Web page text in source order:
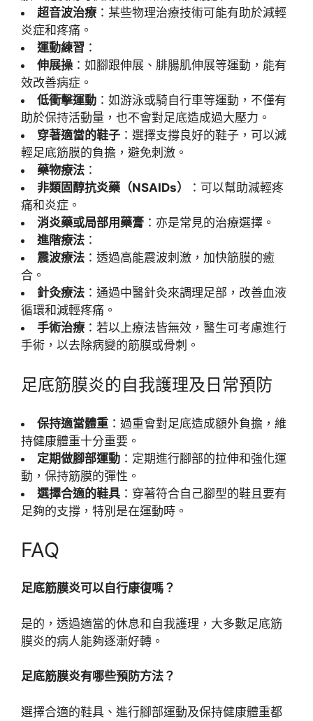
超音波治療：某些物理治療技術可能有助於減輕
炎症和疼痛。
運動練習 ：
伸展操 ：如腳跟伸展、腓腸肌伸展等運動，能有
效改善病症。
低衝擊運動 ：如游泳或騎自行車等運動，不僅有
助於保持活動量，也不會對足底造成過大壓力。
穿著適當的鞋子 ：選擇支撐良好的鞋子，可以減
輕足底筋膜的負擔，避免刺激。
藥物療法 ：
非類固醇抗炎藥（NSAIDs）
：可以幫助減輕疼
痛和炎症。
消炎藥或局部用藥膏 ：亦是常見的治療選擇。
進階療法 ：
震波療法 ：透過高能震波刺激，加快筋膜的癒
合。
針灸療法 ：通過中醫針灸來調理足部，改善血液
循環和減輕疼痛。
手術治療：若以上療法皆無效，醫生可考慮進行
手術，以去除病變的筋膜或骨刺。
足底筋膜炎的自我護理及日常預防
保持適當體重 ：過重會對足底造成額外負擔，維
持健康體重十分重要。
定期做腳部運動 ：定期進行腳部的拉伸和強化運
動，保持筋膜的彈性。
選擇合適的鞋具 ：穿著符合自己腳型的鞋且要有
足夠的支撐，特別是在運動時。
FAQ
足底筋膜炎可以自行康復嗎？
是的，透過適當的休息和自我護理，大多數足底筋
膜炎的病人能夠逐漸好轉。
足底筋膜炎有哪些預防方法？
選擇合適的鞋具、進行腳部運動及保持健康體重都